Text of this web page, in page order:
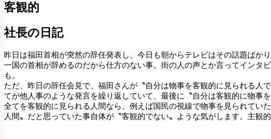
客観的
社長の日記
昨日は福田首相が突然の辞任発表し、今日も朝からテレビはその話題ばかり
一国の首相が辞めるのだから仕方のない事。街の人の声とか言ってインタ
も。
ただ、昨日の辞任会見で、福田さんが〝自分は物事を客観的に見られる人
てが他人事のような発言を繰り返していて、最後に〝自分は客観的に物事
全てを客観的に見られる人間なら、例えば国民の視線で物事を見られてい
人間〟だと思っていた事自体が〝客観的でない〟ような気がします。主観